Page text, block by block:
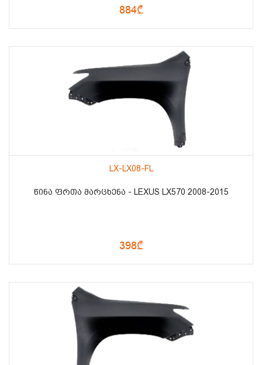
884₾
LX-LX08-FL
ᲬᲘᲜᲐ ᲤᲠᲗᲐ ᲛᲐᲠᲪᲮᲔᲜᲐ - LEXUS LX570 2008-2015
398₾